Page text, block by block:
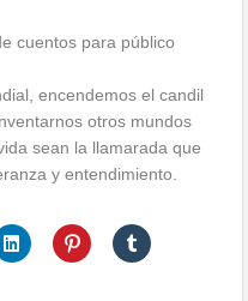
cuentos para público
encendemos el candil
otros mundos
sean la llamarada que
y entendimiento.